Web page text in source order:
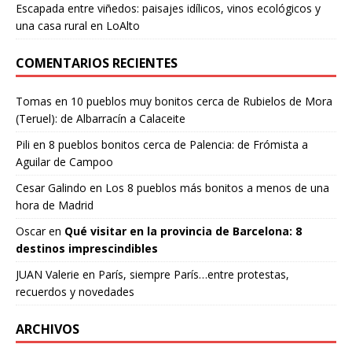
Escapada entre viñedos: paisajes idílicos, vinos ecológicos y
una casa rural en LoAlto
COMENTARIOS RECIENTES
Tomas en 10 pueblos muy bonitos cerca de Rubielos de Mora
(Teruel): de Albarracín a Calaceite
Pili en 8 pueblos bonitos cerca de Palencia: de Frómista a
Aguilar de Campoo
Cesar Galindo en Los 8 pueblos más bonitos a menos de una
hora de Madrid
Oscaren Qué visitar en la provincia de Barcelona: 8
destinos imprescindibles
JUAN Valerie en París, siempre París…entre protestas,
recuerdos y novedades
ARCHIVOS